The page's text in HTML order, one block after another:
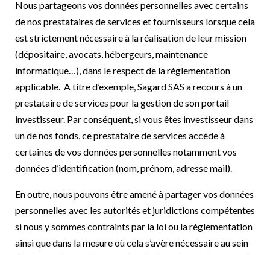
Nous partageons vos données personnelles avec certains
de nos prestataires de services et fournisseurs lorsque cela
est strictement nécessaire à la réalisation de leur mission
(dépositaire, avocats, hébergeurs, maintenance
informatique…), dans le respect de la réglementation
applicable. A titre d’exemple, Sagard SAS a recours à un
prestataire de services pour la gestion de son portail
investisseur. Par conséquent, si vous êtes investisseur dans
un de nos fonds, ce prestataire de services accède à
certaines de vos données personnelles notamment vos
données d’identification (nom, prénom, adresse mail).
En outre, nous pouvons être amené à partager vos données
personnelles avec les autorités et juridictions compétentes
si nous y sommes contraints par la loi ou la réglementation
ainsi que dans la mesure où cela s’avère nécessaire au sein